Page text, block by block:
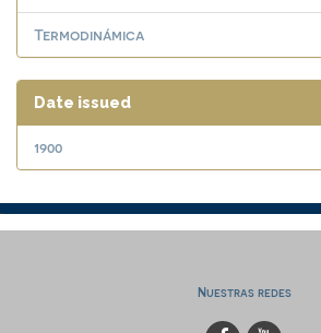
Termodinámica
Date issued
1900
Nuestras redes